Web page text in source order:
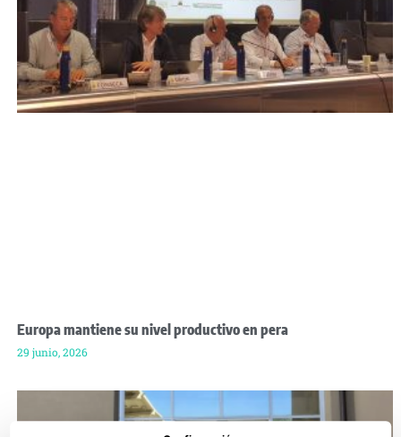
Europa mantiene su nivel productivo en pera
29 junio, 2026